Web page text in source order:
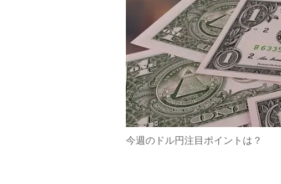
今週のドル円注目ポイントは？